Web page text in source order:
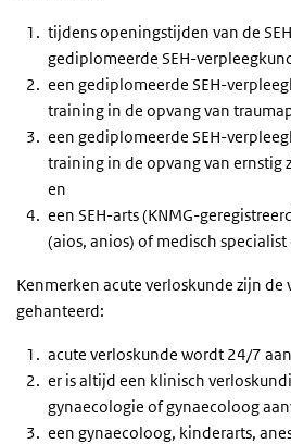
tijdens openingstijden van de
gediplomeerde SEH-
een gediplomeerde SEH-
training in de opvang van
een gediplomeerde SEH-
training in de opvang van ernstig
en
een SEH-arts (KNMG-
(aios, anios) of medisch specialist
Kenmerken acute verloskunde zijn
gehanteerd:
acute verloskunde wordt 24/7
er is altijd een klinisch
gynaecologie of gynaecoloog
een gynaecoloog, kinderarts,